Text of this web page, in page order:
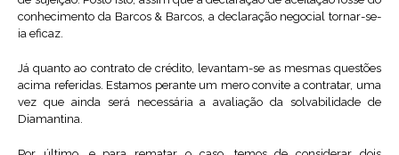
conhecimento da Barcos & Barcos, a declaração negocial tornar-se-
ia eficaz.
Já quanto ao contrato de crédito, levantam-se as mesmas questões
acima referidas. Estamos perante um mero convite a contratar, uma
vez que ainda será necessária a avaliação da solvabilidade de
Diamantina.